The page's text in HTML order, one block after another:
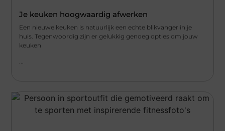
Je keuken hoogwaardig afwerken
Een nieuwe keuken is natuurlijk een echte blikvanger in je
huis. Tegenwoordig zijn er gelukkig genoeg opties om jouw
keuken